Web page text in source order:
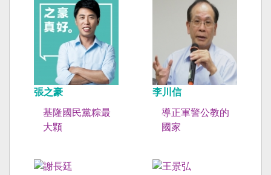
張之豪
基隆國民黨粽最
大顆
李川信
導正軍警公教的
國家